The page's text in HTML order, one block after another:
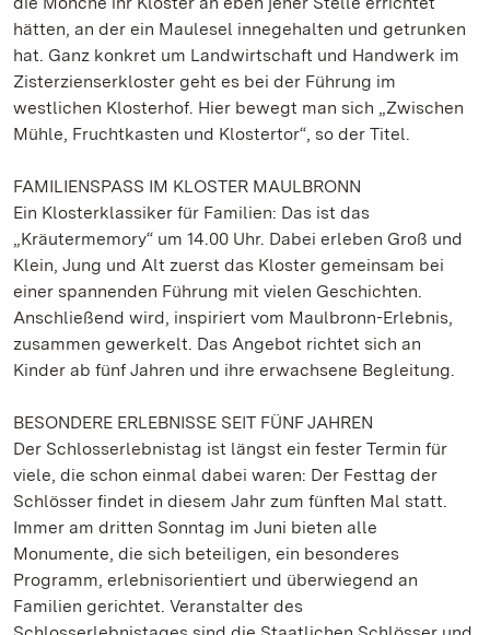
hätten, an der ein Maulesel innegehalten und getrunken
hat. Ganz konkret um Landwirtschaft und Handwerk im
Zisterzienserkloster geht es bei der Führung im
westlichen Klosterhof. Hier bewegt man sich „Zwischen
Mühle, Fruchtkasten und Klostertor“, so der Titel.
FAMILIENSPASS IM KLOSTER MAULBRONN
Ein Klosterklassiker für Familien: Das ist das
„Kräutermemory“ um 14.00 Uhr. Dabei erleben Groß und
Klein, Jung und Alt zuerst das Kloster gemeinsam bei
einer spannenden Führung mit vielen Geschichten.
Anschließend wird, inspiriert vom Maulbronn-Erlebnis,
zusammen gewerkelt. Das Angebot richtet sich an
Kinder ab fünf Jahren und ihre erwachsene Begleitung.
BESONDERE ERLEBNISSE SEIT FÜNF JAHREN
Der Schlosserlebnistag ist längst ein fester Termin für
viele, die schon einmal dabei waren: Der Festtag der
Schlösser findet in diesem Jahr zum fünften Mal statt.
Immer am dritten Sonntag im Juni bieten alle
Monumente, die sich beteiligen, ein besonderes
Programm, erlebnisorientiert und überwiegend an
Familien gerichtet. Veranstalter des